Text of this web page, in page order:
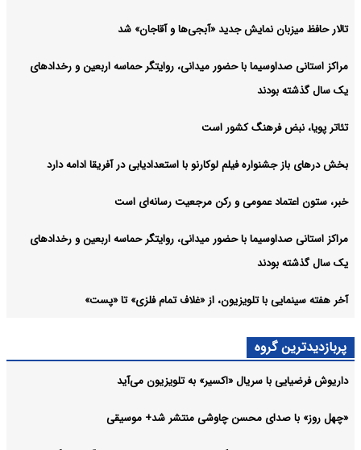
تالار حافظ میزبان نمایش جدید «آبجی‌ها و آقاجان» شد
مراکز استانی صداوسیما با حضور میدانی، روایتگر حماسه اربعین و رخدادهای
یک سال گذشته بودند
تئاتر پویا، نبض فرهنگ کشور است
بخش درهای باز جشنواره فیلم لوکارنو با استعدادیابی در آفریقا ادامه دارد
خبر، ستون اعتماد عمومی و رکن مرجعیت رسانه‌ای است
مراکز استانی صداوسیما با حضور میدانی، روایتگر حماسه اربعین و رخدادهای
یک سال گذشته بودند
آخر هفته سینمایی با تلویزیون، از «غلاف تمام فلزی» تا «پست»
پربازدیدترین گروه
داریوش فرضیایی با سریال «اکسیر» به تلویزیون می‌آید
«چهل روز» با صدای محسن چاوشی منتشر شد+ موسیقی